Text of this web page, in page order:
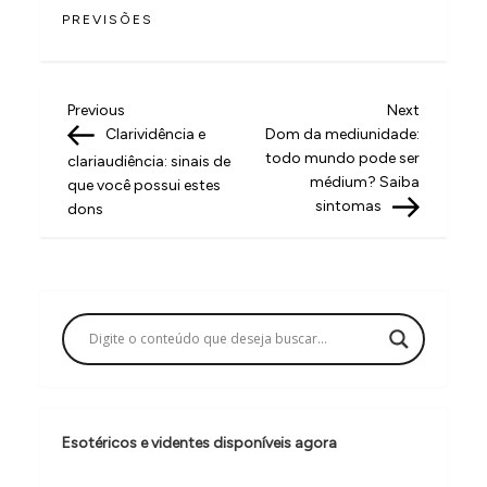
PREVISÕES
N
a
v
e
ç
ã
d
Previous
Post
Previous
Clarividência e
clariaudiência: sinais de
que você possui estes
dons
Next
Post
Next
Dom da mediunidade:
todo mundo pode ser
médium? Saiba
sintomas
Esotéricos e videntes disponíveis agora